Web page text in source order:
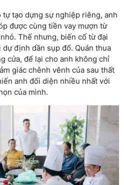
tạo dựng sự nghiệp riêng, anh
được cùng tiền vay mượn từ
Thế nhưng, biến cố từ đại
định dần sụp đổ. Quán thua
cửa, để lại cho anh không chỉ
giác chênh vênh của sau thất
anh đối diện nhiều nhất với
của mình.